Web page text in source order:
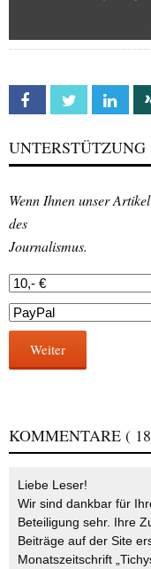
Facebook Twitter
UNTERSTÜTZUNG
Wenn Ihnen unser
des
Journalismus.
Weiter
KOMMENTARE (
Liebe Leser!
Wir sind dankbar für
Beteiligung sehr. Ihre
Beiträge auf der Site
Monatszeitschrift